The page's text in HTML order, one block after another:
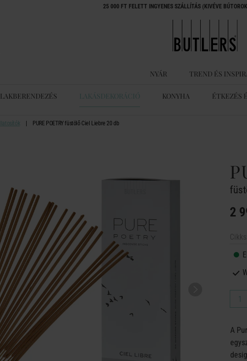
25 000 FT FELETT INGYENES SZÁLLÍTÁS (KIVÉVE
NYÁR TREND ÉS
LAKBERENDEZÉS LAKÁSDEKORÁCIÓ KONYHA ÉTKEZÉS
Illatosítók PURE POETRY füstölő Ciel Liebre 20 db
2
A